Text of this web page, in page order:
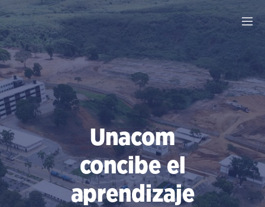
al
contenido
Unacom
concibe el
aprendizaje